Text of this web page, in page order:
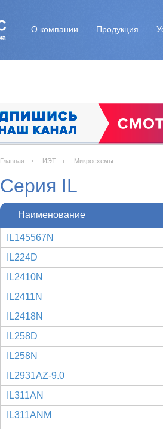
О компании Продукция
Главная ИЭТ Микросхемы
Серия IL
Наименование
IL145567N
IL224D
IL2410N
IL2411N
IL2418N
IL258D
IL258N
IL2931AZ-9.0
IL311AN
IL311ANM